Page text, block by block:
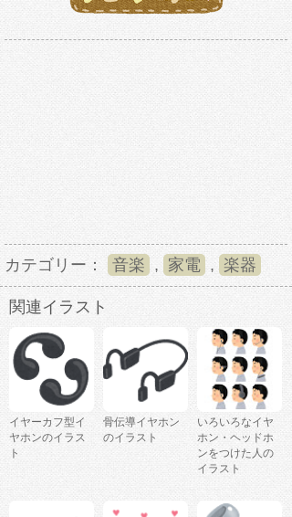
カテゴリー： 音楽 , 家電 , 楽器
関連イラスト
イヤーカフ型イ
ヤホンのイラス
ト
骨伝導イヤホン
のイラスト
いろいろなイヤ
ホン・ヘッドホ
ンをつけた人の
イラスト